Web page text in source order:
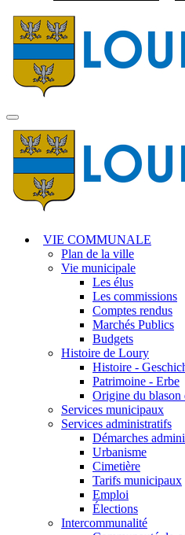
MENU
PRINCIPAL
VIE COMMUNALE
Plan de la ville
Vie municipale
Les élus
Les commissions
Comptes rendus
Marchés Publics
Budgets
Histoire de Loury
Histoire -
Patrimoine - Erbe
Origine du
Services municipaux
Services administratifs
Démarches
Urbanisme
Cimetière
Tarifs municipaux
Emploi
Élections
Intercommunalité